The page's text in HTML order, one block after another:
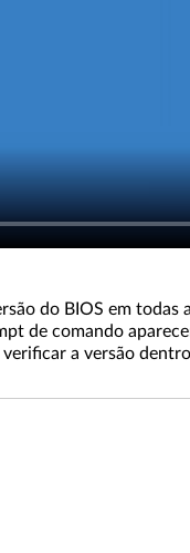
do BIOS em
de comando
a versão